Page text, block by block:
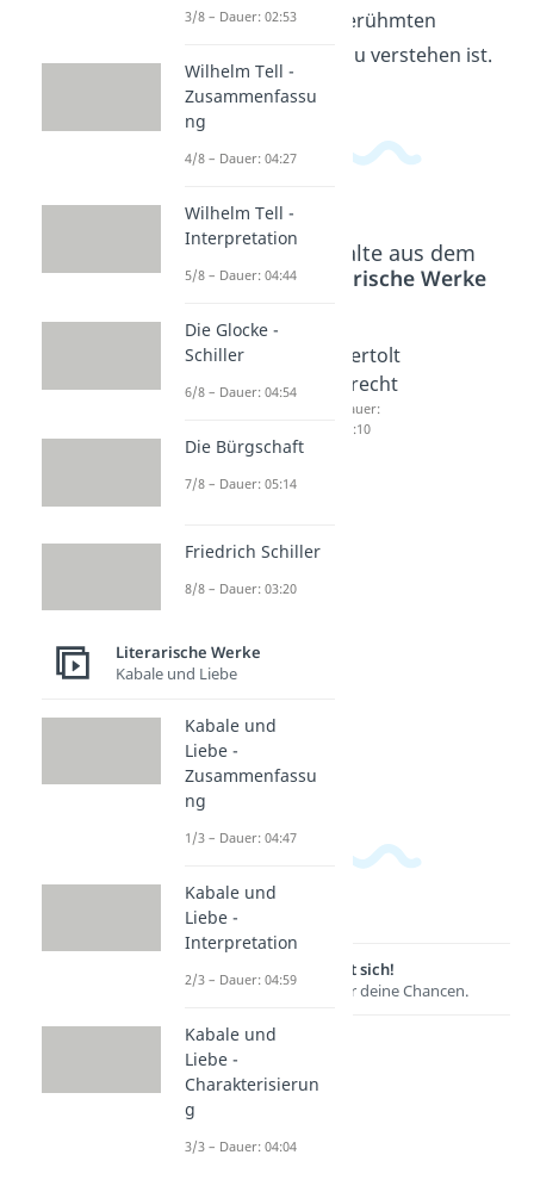
Darstellung des berühmten
Wissenschaftlers zu verstehen ist.
Beliebte Inhalte aus dem
BereichLiterarische Werke
Mutter
Courag
ihre
Zusam
sung
Dauer:
04:34
scheno
Dauer:
05:15
Bertolt
Brecht
Dauer:
03:10
Lernen lohnt sich!
Entdecke hier deine Chancen.
3/8 – Dauer: 02:53
Wilhelm Tell -
Zusammenfassu
ng
4/8 – Dauer: 04:27
Wilhelm Tell -
Interpretation
5/8 – Dauer: 04:44
Die Glocke -
Schiller
6/8 – Dauer: 04:54
Die Bürgschaft
7/8 – Dauer: 05:14
Friedrich Schiller
8/8 – Dauer: 03:20
Literarische Werke
Kabale und Liebe
Kabale und
Liebe -
Zusammenfassu
ng
1/3 – Dauer: 04:47
Kabale und
Liebe -
Interpretation
2/3 – Dauer: 04:59
Kabale und
Liebe -
Charakterisierun
g
3/3 – Dauer: 04:04